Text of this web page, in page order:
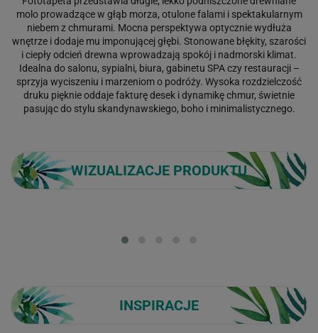
molo prowadzące w głąb morza, otulone falami i spektakularnym
niebem z chmurami. Mocna perspektywa optycznie wydłuża
wnętrze i dodaje mu imponującej głębi. Stonowane błękity, szarości
i ciepły odcień drewna wprowadzają spokój i nadmorski klimat.
Idealna do salonu, sypialni, biura, gabinetu SPA czy restauracji –
sprzyja wyciszeniu i marzeniom o podróży. Wysoka rozdzielczość
druku pięknie oddaje fakturę desek i dynamikę chmur, świetnie
pasując do stylu skandynawskiego, boho i minimalistycznego.
WIZUALIZACJE PRODUKTU
INSPIRACJE